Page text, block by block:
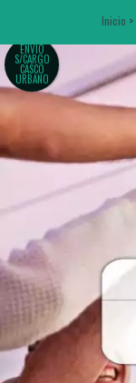
Inicio >
ENVÍO
S/CARGO
CASCO
URBANO